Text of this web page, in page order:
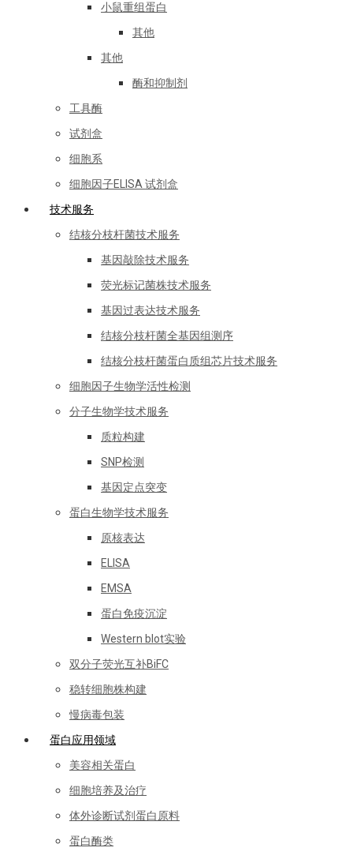
小鼠重组蛋白
其他
其他
酶和抑制剂
工具酶
试剂盒
细胞系
细胞因子ELISA 试剂盒
技术服务
结核分枝杆菌技术服务
基因敲除技术服务
荧光标记菌株技术服务
基因过表达技术服务
结核分枝杆菌全基因组测序
结核分枝杆菌蛋白质组芯片技术服务
细胞因子生物学活性检测
分子生物学技术服务
质粒构建
SNP检测
基因定点突变
蛋白生物学技术服务
原核表达
ELISA
EMSA
蛋白免疫沉淀
Western blot实验
双分子荧光互补BiFC
稳转细胞株构建
慢病毒包装
蛋白应用领域
美容相关蛋白
细胞培养及治疗
体外诊断试剂蛋白原料
蛋白酶类